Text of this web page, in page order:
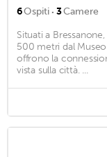
6Ospiti · 3Camere
Situati a
500 metri dal
offrono la
vista sulla città. ...